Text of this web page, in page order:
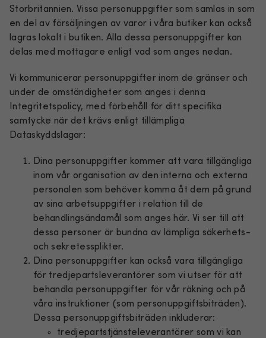
Storbritannien. Vissa personuppgifter som samlas in som
en del av försäljningen av varor i våra butiker kan också
lagras lokalt i butiken. Alla dessa personuppgifter kan
delas med mottagare enligt vad som anges nedan.
Vi kommunicerar personuppgifter inom de gränser och
under de omständigheter som anges i denna
Integritetspolicy, med förbehåll för ditt specifika
samtycke när det krävs enligt tillämpliga
Dataskyddslagar:
Dina personuppgifter kommer att vara tillgängliga
inom vår organisation av den interna och externa
personalen som behöver komma åt dem på grund
av sina arbetsuppgifter i relation till de
behandlingsändamål som anges här. Vi ser till att
dessa personer är bundna av lämpliga säkerhets-
och sekretessplikter.
Dina personuppgifter kan också vara tillgängliga
för tredjepartsleverantörer som vi utser för att
behandla personuppgifter för vår räkning och på
våra instruktioner (som personuppgiftsbiträden).
Dessa personuppgiftsbiträden inkluderar:
tredjepartstjänsteleverantörer som vi kan